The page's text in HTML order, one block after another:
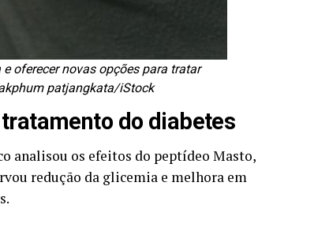
oferecer novas opções para tratar
patjangkata/iStock
do diabetes
analisou os efeitos do peptídeo Masto,
redução da glicemia e melhora em